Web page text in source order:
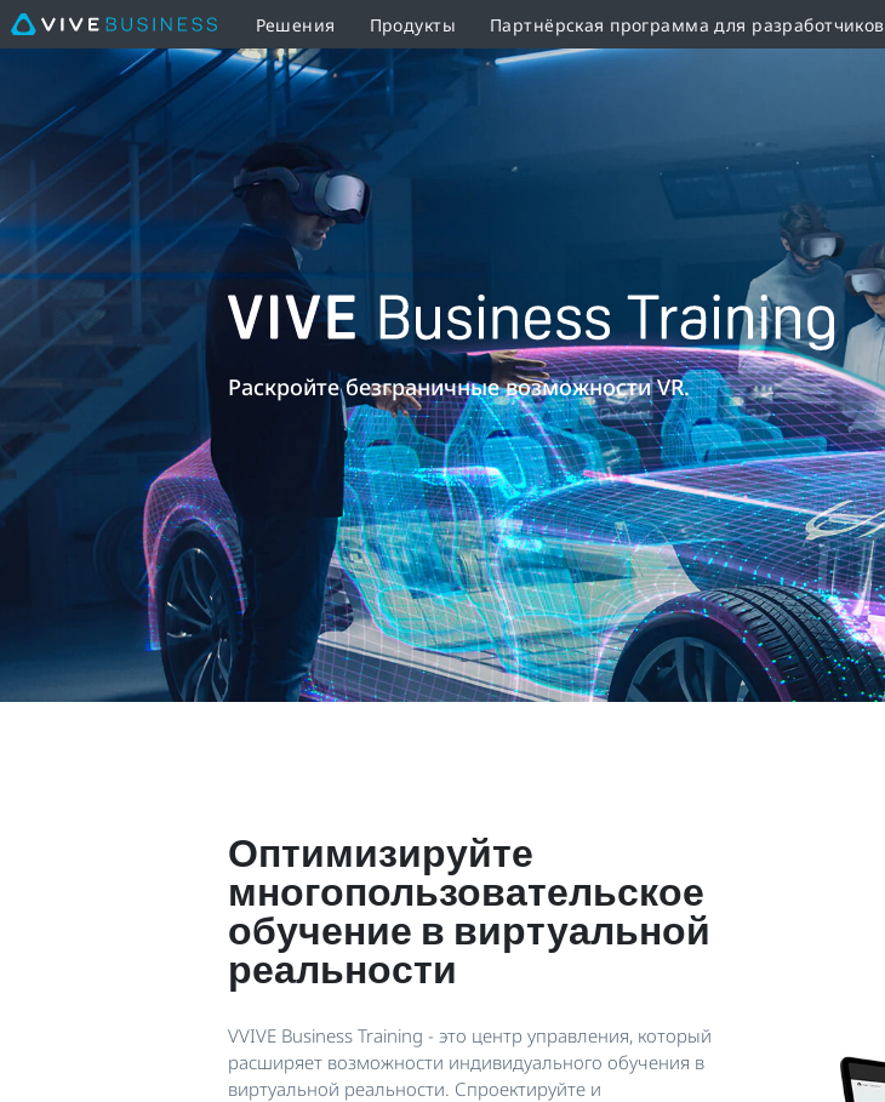
VIVE
Business
Training
|
VIVE
Business
Россия
и
СНГ
Решения Продукты Партнёрская программа для разработчиков
VIVE
Business
Training
Раскройте безграничные возможности VR.
Оптимизируйте
многопользовательское
обучение в виртуальной
реальности
VVIVE Business Training - это центр управления, который
расширяет возможности индивидуального обучения в
виртуальной реальности. Спроектируйте и